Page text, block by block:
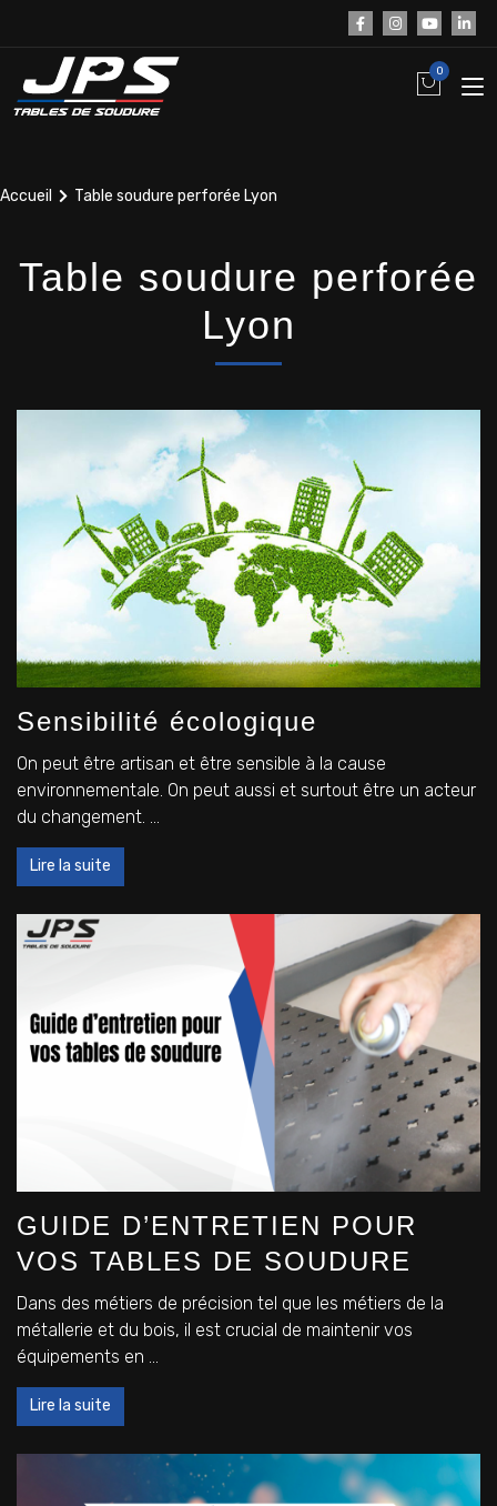
0
Accueil Table soudure perforée Lyon
Table soudure perforée
Lyon
Sensibilité écologique
On peut être artisan et être sensible à la cause
environnementale. On peut aussi et surtout être un acteur
du changement. ...
Lire la suite
GUIDE D’ENTRETIEN POUR
VOS TABLES DE SOUDURE
Dans des métiers de précision tel que les métiers de la
métallerie et du bois, il est crucial de maintenir vos
équipements en ...
Lire la suite